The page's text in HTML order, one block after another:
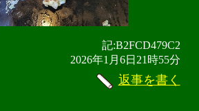
記:B2FCD479C2
2026年1月6日21時55分
返事を書く